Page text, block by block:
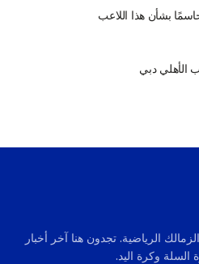
بشأن هذا اللاعب
الأهلي دبي
الرياضية. تجدون هنا آخر أخبار
السلة وكرة اليد.